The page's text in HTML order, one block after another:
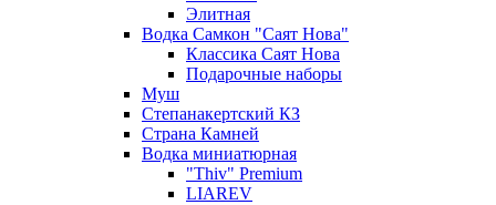
Элитная
Водка Самкон "Саят Нова"
Классика Саят Нова
Подарочные наборы
Муш
Степанакертский КЗ
Страна Камней
Водка миниатюрная
"Thiv" Premium
LIAREV